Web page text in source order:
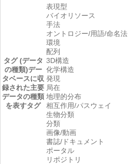
タグ (データ
の種類)デー
タベースに収
録された主要
データの種類
を表すタグ
表現型
バイオリソース
手法
オントロジー/用語/命名法
環境
配列
3D構造
化学構造
発現
局在
地理的分布
相互作用/パスウェイ
生物分類
分類
画像/動画
書誌/ドキュメント
ポータル
リポジトリ